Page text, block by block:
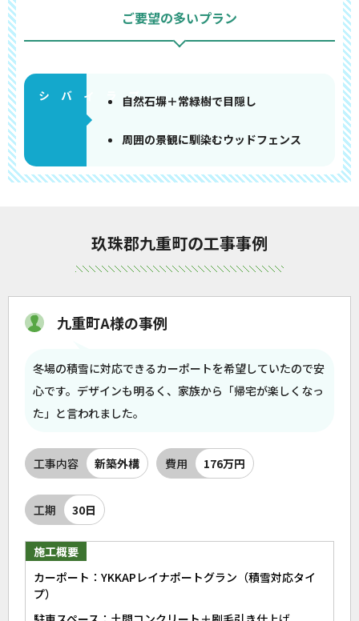
ご要望の多いプラン
自然石塀＋常緑樹で目隠し
周囲の景観に馴染むウッドフェンス
玖珠郡九重町の工事事例
九重町A様の事例
冬場の積雪に対応できるカーポートを希望していたので安
心です。デザインも明るく、家族から「帰宅が楽しくなっ
た」と言われました。
工事内容 新築外構 費用 176万円
工期 30日
施工概要
カーポート：YKKAPレイナポートグラン（積雪対応タイ
プ）